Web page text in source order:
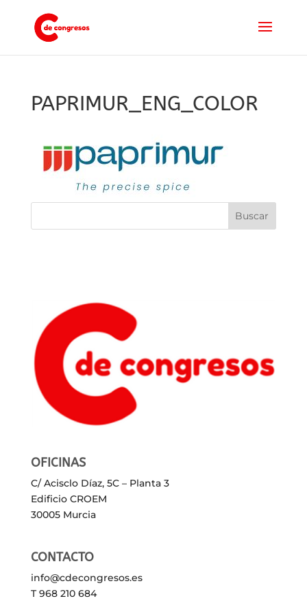
PAPRIMUR_ENG_COLOR
OFICINAS
C/ Acisclo Díaz, 5C – Planta 3
Edificio CROEM
30005 Murcia
CONTACTO
info@cdecongresos.es
T 968 210 684